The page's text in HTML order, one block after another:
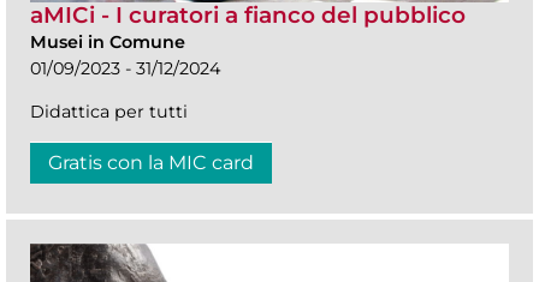
aMICi - I curatori a fianco del pubblico
Musei in Comune
01/09/2023 - 31/12/2024
Didattica per tutti
Gratis con la MIC card